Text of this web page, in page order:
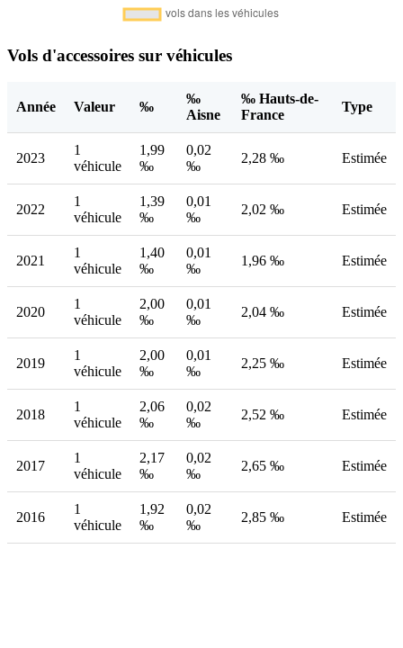
Vols d'accessoires sur véhicules
Année Valeur ‰
‰
Aisne
‰ Hauts-de-
France
Type
2023
1
véhicule
1,99
‰
0,02
‰
2,28 ‰ Estimée
2022
1
véhicule
1,39
‰
0,01
‰
2,02 ‰ Estimée
2021
1
véhicule
1,40
‰
0,01
‰
1,96 ‰ Estimée
2020
1
véhicule
2,00
‰
0,01
‰
2,04 ‰ Estimée
2019
1
véhicule
2,00
‰
0,01
‰
2,25 ‰ Estimée
2018
1
véhicule
2,06
‰
0,02
‰
2,52 ‰ Estimée
2017
1
véhicule
2,17
‰
0,02
‰
2,65 ‰ Estimée
2016
1
véhicule
1,92
‰
0,02
‰
2,85 ‰ Estimée